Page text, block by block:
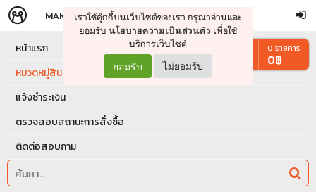
จัดการรถเข็น ดำเนินการต่อ
MAKERS STORE
เราใช้คุ๊กกี้บนเว็บไซต์ของเรา กรุณาอ่านและ
ยอมรับ นโยบายความเป็นส่วนตัว เพื่อใช้
บริการเว็บไซต์
ยอมรับ ไม่ยอมรับ
หน้าแรก
หมวดหมู่สินค้า
แจ้งชำระเงิน
ตรวจสอบสถานะการสั่งซื้อ
ติดต่อสอบถาม
0 รายการ
0฿